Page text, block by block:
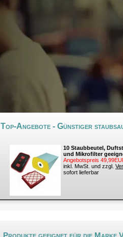
Top-Angebote - Günstiger
10 Staubbeutel,
und Mikrofilter
Angebotspreis
inkl. MwSt. und zzgl.
sofort lieferbar
Produkte geeignet für die Marke